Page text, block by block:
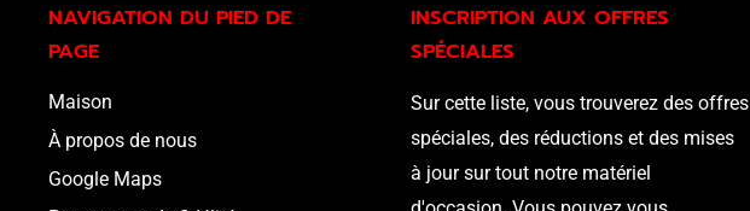
NAVIGATION DU PIED DE
PAGE
Maison
À propos de nous
Google Maps
INSCRIPTION AUX OFFRES
SPÉCIALES
Sur cette liste, vous trouverez des offres
spéciales, des réductions et des mises
à jour sur tout notre matériel